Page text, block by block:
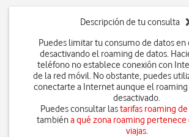
Descripción de tu consulta
Puedes limitar tu consumo de datos
desactivando el roaming de datos.
teléfono no establece conexión con
de la red móvil. No obstante, puedes
conectarte a Internet aunque el roaming
desactivado.
Puedes consultar lastarifas roaming
tambiéna qué zona roaming pertenece
viajas.